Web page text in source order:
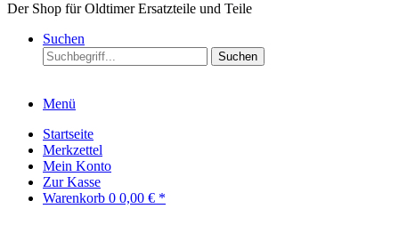
Der Shop für Oldtimer Ersatzteile und Teile
Suchen
Suchen
Menü
Startseite
Merkzettel
Mein Konto
Zur Kasse
Warenkorb 0 0,00 € *